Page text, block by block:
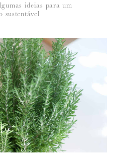
os seus dados, leia a nossa
ideias para um
sustentável